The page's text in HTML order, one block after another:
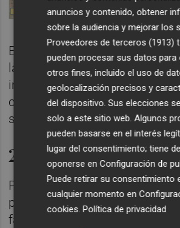
El contrato también recoge la
las obras de lasubestación
instalaciones de seguridad y
comunicaciones de los
se prolongará durante 11
2,4 millones para la
Por su parte, el segundo
por Adif que se realiza dentro
fase es la puesta en marcha
anuncios y contenido, obtener
sobre la audiencia y mejorar los
Proveedores de terceros (1913)
pueden procesar sus datos para
otros fines, incluido el uso de
geolocalización precisos y
del dispositivo. Sus elecciones
solo a este sitio web. Algunos
pueden basarse en el interés
lugar del consentimiento; tiene
oponerse enConfiguración de
Puede retirar su consentimiento
cualquier momento en
cookies .Política de privacidad